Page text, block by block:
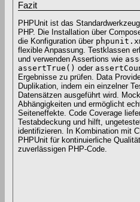
Fazit
PHPUnit ist das
PHP. Die Installation über
die Konfiguration über
flexible Anpassung. Testklassen
und verwenden Assertions wie
assertTrue() oder
Ergebnisse zu prüfen. Data
Duplikation, indem ein einzelner
Datensätzen ausgeführt wird.
Abhängigkeiten und ermöglicht
Seiteneffekte. Code Coverage
Testabdeckung und hilft,
identifizieren. In Kombination mit
PHPUnit für kontinuierliche
zuverlässigen PHP-Code.